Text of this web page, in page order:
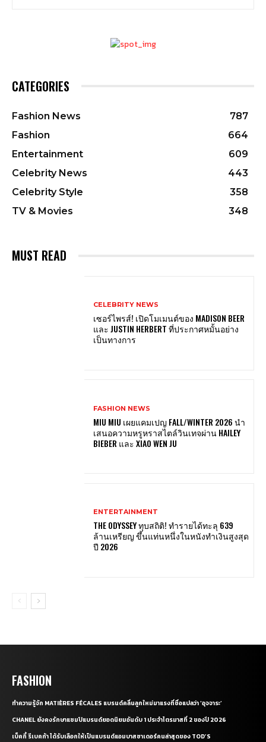
CATEGORIES
Fashion News
787
Fashion
664
Entertainment
609
Celebrity News
443
Celebrity Style
358
TV & Movies
348
MUST READ
CELEBRITY NEWS
เซอร์ไพรส์! เปิดโมเมนต์ของ MADISON BEER
และ JUSTIN HERBERT ที่ประกาศหมั้นอย่าง
เป็นทางการ
FASHION NEWS
MIU MIU เผยแคมเปญ FALL/WINTER 2026 นำ
เสนอความหรูหราสไตล์วินเทจผ่าน HAILEY
BIEBER และ XIAO WEN JU
ENTERTAINMENT
THE ODYSSEY ทุบสถิติ! ทำรายได้ทะลุ 639
ล้านเหรียญ ขึ้นแท่นหนึ่งในหนังทำเงินสูงสุด
ปี 2026
FASHION
ทำความรู้จัก MATIÈRES FÉCALES แบรนด์คลื่นลูกใหม่มาแรงที่ชื่อแปลว่า ‘อุจจาระ’
CHANEL ยังคงรักษาแชมป์แบรนด์ยอดนิยมอันดับ 1 ประจำไตรมาสที่ 2 ของปี 2026
เบ็คกี้ รีเบคก้า ได้รับเลือกให้เป็นแบรนด์แอมบาสซาเดอร์คนล่าสุดของ TOD’S